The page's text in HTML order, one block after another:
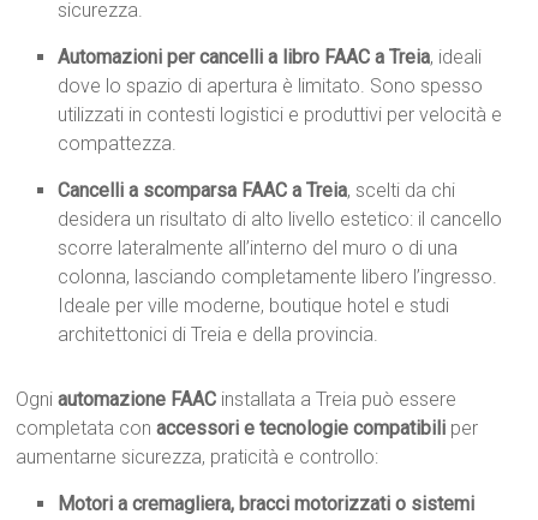
sicurezza.
Automazioni per cancelli a libro FAAC a Treia, ideali
dove lo spazio di apertura è limitato. Sono spesso
utilizzati in contesti logistici e produttivi per velocità e
compattezza.
Cancelli a scomparsa FAAC a Treia, scelti da chi
desidera un risultato di alto livello estetico: il cancello
scorre lateralmente all’interno del muro o di una
colonna, lasciando completamente libero l’ingresso.
Ideale per ville moderne, boutique hotel e studi
architettonici di Treia e della provincia.
Ogniautomazione FAAC installata a Treia può essere
completata conaccessori e tecnologie compatibili per
aumentarne sicurezza, praticità e controllo:
Motori a cremagliera, bracci motorizzati o sistemi